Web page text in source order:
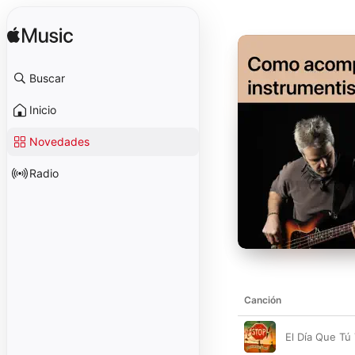
Buscar
Inicio
Novedades
Radio
Canción
El Día Que